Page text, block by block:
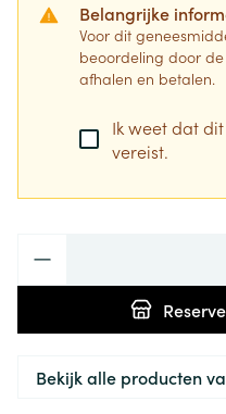
Belangrijke
Voor dit
beoordeling door
afhalen en betalen.
Ik weet dat
vereist.
Bekijk alle producten